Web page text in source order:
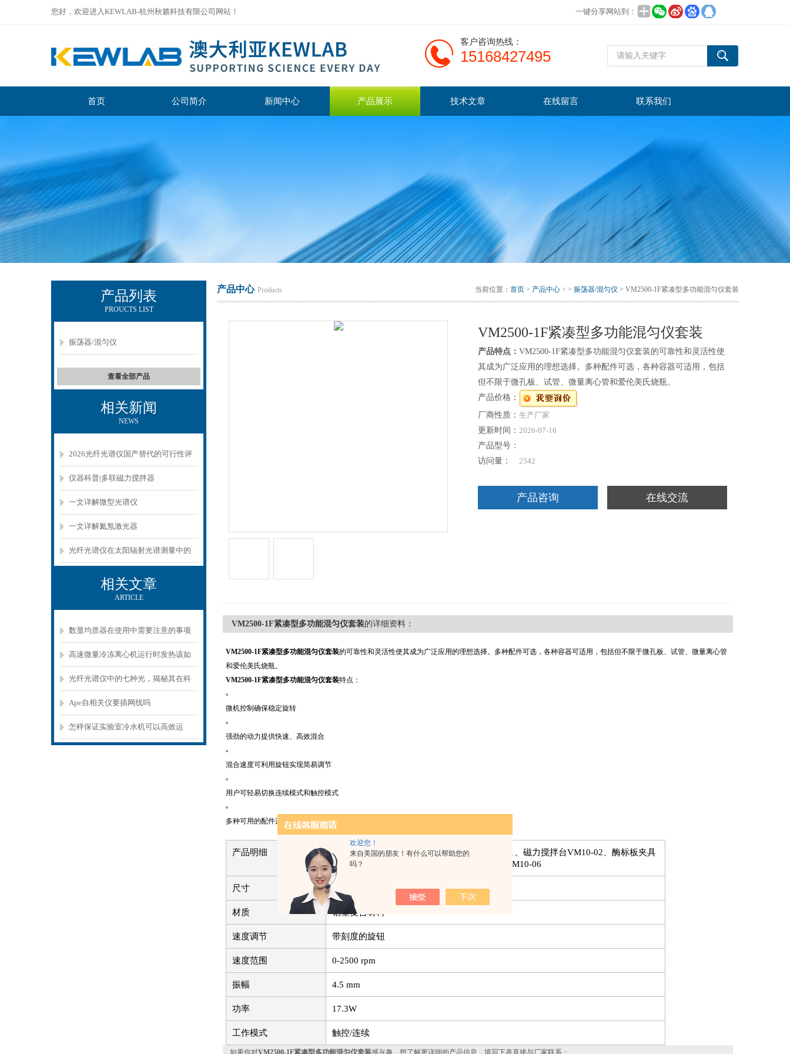
欢迎您！
来自美国的朋友！有什么可以帮助您的
吗？
您好，欢迎进入KEWLAB-杭州秋籁科技有限公司网站！ 一键分享网站到：
客户咨询热线：
15168427495
首页 公司简介 新闻中心 产品展示 技术文章 在线留言 联系我们
产品列表
PROUCTS LIST
振荡器/混匀仪
查看全部产品
相关新闻
NEWS
2026光纤光谱仪国产替代的可行性评
估与实测数据
仪器科普|多联磁力搅拌器
一文详解微型光谱仪
一文详解氦氖激光器
光纤光谱仪在太阳辐射光谱测量中的
相关文章
ARTICLE
数显均质器在使用中需要注意的事项
高速微量冷冻离心机运行时发热该如
何解决？
光纤光谱仪中的七种光，揭秘其在科
学领域中的重要作用
Ape自相关仪要插网线吗
怎样保证实验室冷水机可以高效运
产品中心 Products 当前位置： 首页 > 产品中心 > > 振荡器/混匀仪 > VM2500-1F紧凑型多功能混匀仪套装
VM2500-1F紧凑型多功能混匀仪套装
产品特点： VM2500-1F紧凑型多功能混匀仪套装的可靠性和灵活性使
其成为广泛应用的理想选择。多种配件可选，各种容器可适用，包括
但不限于微孔板、试管、微量离心管和爱伦美氏烧瓶。
产品价格：
厂商性质： 生产厂家
更新时间： 2026-07-16
产品型号：
访问量：
2542
产品咨询 在线交流
VM2500-1F紧凑型多功能混匀仪套装的详细资料：
VM2500-1F紧凑型多功能混匀仪套装的可靠性和灵活性使其成为广泛应用的理想选择。多种配件可选，各种容器可适用，包括但不限于微孔板、试管、微量离心管
和爱伦美氏烧瓶。
VM2500-1F紧凑型多功能混匀仪套装特点：
微机控制确保稳定旋转
强劲的动力提供快速、高效混合
混合速度可利用旋钮实现简易调节
用户可轻易切换连续模式和触控模式
多种可用的配件适用于不同的容器，如微孔板和爱伦美氏烧瓶
产品明细
VM2500-1主机、标准垫片、通用夹具VM10-01、磁力搅拌台VM10-02、酶标板夹具
VM10-03、6孔试管垫片VM10-04、烧杯垫片VM10-06
尺寸 115 ×230 ×60 mm
材质 铝塑复合材料
速度调节 带刻度的旋钮
速度范围 0-2500 rpm
振幅 4.5 mm
功率 17.3W
工作模式 触控/连续
如果你对VM2500-1F紧凑型多功能混匀仪套装感兴趣，想了解更详细的产品信息，填写下表直接与厂家联系：